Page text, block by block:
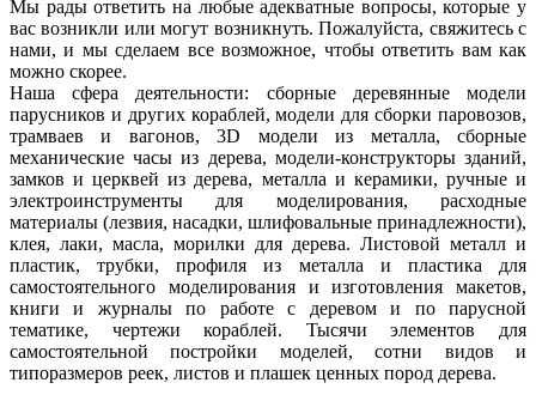
Мы рады ответить на любые адекватные вопросы, которые у
вас возникли или могут возникнуть. Пожалуйста, свяжитесь с
нами, и мы сделаем все возможное, чтобы ответить вам как
можно скорее.
Наша сфера деятельности: сборные деревянные модели
парусников и других кораблей, модели для сборки паровозов,
трамваев и вагонов, 3D модели из металла, сборные
механические часы из дерева, модели-конструкторы зданий,
замков и церквей из дерева, металла и керамики, ручные и
электроинструменты для моделирования, расходные
материалы (лезвия, насадки, шлифовальные принадлежности),
клея, лаки, масла, морилки для дерева. Листовой металл и
пластик, трубки, профиля из металла и пластика для
самостоятельного моделирования и изготовления макетов,
книги и журналы по работе с деревом и по парусной
тематике, чертежи кораблей. Тысячи элементов для
самостоятельной постройки моделей, сотни видов и
типоразмеров реек, листов и плашек ценных пород дерева.